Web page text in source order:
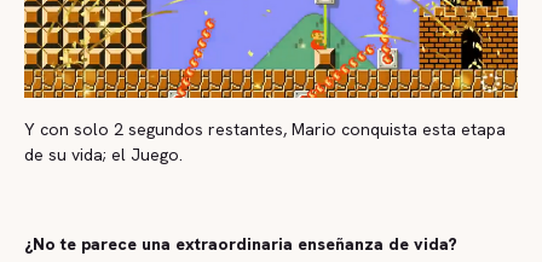
Y con solo 2 segundos restantes, Mario conquista esta etapa
de su vida; el Juego.
¿No te parece una extraordinaria enseñanza de vida?